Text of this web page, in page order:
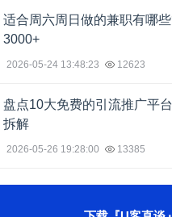
适合周六周日做的兼职有哪
3000+
2026-05-24 13:48:23 12623
盘点10大免费的引流推广平
拆解
2026-05-26 19:28:00 13385